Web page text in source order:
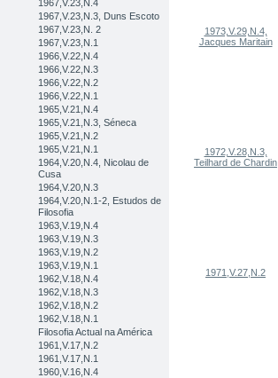
1967,V.23,N.4
1967,V.23,N.3, Duns Escoto
1967,V.23,N. 2
1967,V.23,N.1
1966,V.22,N.4
1966,V.22,N.3
1966,V.22,N.2
1966,V.22,N.1
1965,V.21,N.4
1965,V.21,N.3, Séneca
1965,V.21,N.2
1965,V.21,N.1
1964,V.20,N.4, Nicolau de
Cusa
1964,V.20,N.3
1964,V.20,N.1-2, Estudos de
Filosofia
1963,V.19,N.4
1963,V.19,N.3
1963,V.19,N.2
1963,V.19,N.1
1962,V.18,N.4
1962,V.18,N.3
1962,V.18,N.2
1962,V.18,N.1
Filosofia Actual na América
1961,V.17,N.2
1961,V.17,N.1
1960,V.16,N.4
1973,V.29,N.4,
Jacques Maritain
1972,V.28,N.3,
Teilhard de Chardin
1971,V.27,N.2